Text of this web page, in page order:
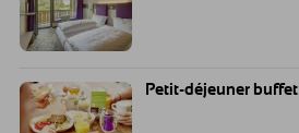
Petit-déjeuner buffet